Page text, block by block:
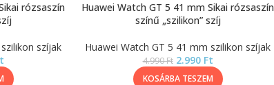
rózsaszín
szíjak
Huawei Watch GT 5 41 mm Sikai rózsaszín
színű „szilikon” szíj
Huawei Watch GT 5 41 mm szilikon szíjak
4.990Ft 2.990 Ft
KOSÁRBA TESZEM